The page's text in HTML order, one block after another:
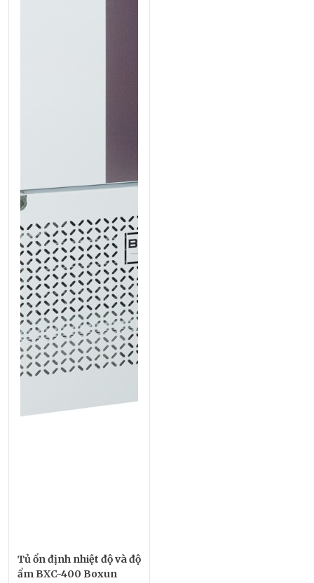
Tủ ổn định nhiệt độ và độ
ẩm BXC-400 Boxun